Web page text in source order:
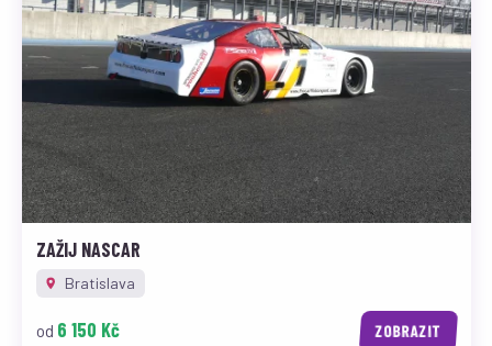
ZAŽIJ NASCAR
Bratislava
od 6 150 Kč ZOBRAZIT